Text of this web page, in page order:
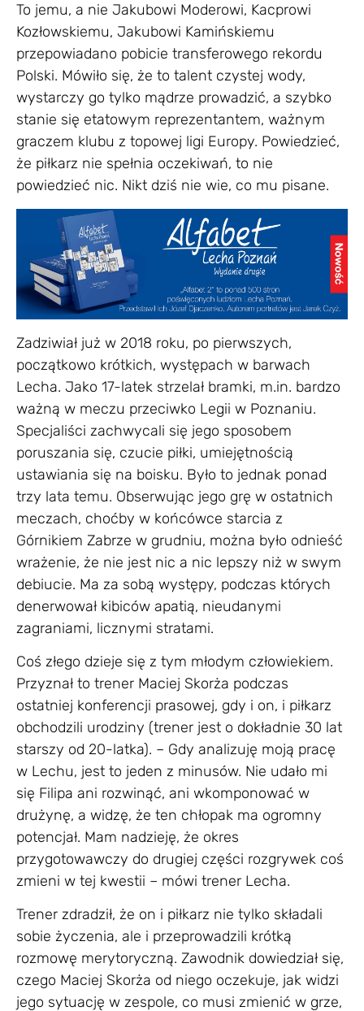
To jemu, a nie Jakubowi Moderowi, Kacprowi
Kozłowskiemu, Jakubowi Kamińskiemu
przepowiadano pobicie transferowego rekordu
Polski. Mówiło się, że to talent czystej wody,
wystarczy go tylko mądrze prowadzić, a szybko
stanie się etatowym reprezentantem, ważnym
graczem klubu z topowej ligi Europy. Powiedzieć,
że piłkarz nie spełnia oczekiwań, to nie
powiedzieć nic. Nikt dziś nie wie, co mu pisane.
Zadziwiał już w 2018 roku, po pierwszych,
początkowo krótkich, występach w barwach
Lecha. Jako 17-latek strzelał bramki, m.in. bardzo
ważną w meczu przeciwko Legii w Poznaniu.
Specjaliści zachwycali się jego sposobem
poruszania się, czucie piłki, umiejętnością
ustawiania się na boisku. Było to jednak ponad
trzy lata temu. Obserwując jego grę w ostatnich
meczach, choćby w końcówce starcia z
Górnikiem Zabrze w grudniu, można było odnieść
wrażenie, że nie jest nic a nic lepszy niż w swym
debiucie. Ma za sobą występy, podczas których
denerwował kibiców apatią, nieudanymi
zagraniami, licznymi stratami.
Coś złego dzieje się z tym młodym człowiekiem.
Przyznał to trener Maciej Skorża podczas
ostatniej konferencji prasowej, gdy i on, i piłkarz
obchodzili urodziny (trener jest o dokładnie 30 lat
starszy od 20-latka). – Gdy analizuję moją pracę
w Lechu, jest to jeden z minusów. Nie udało mi
się Filipa ani rozwinąć, ani wkomponować w
drużynę, a widzę, że ten chłopak ma ogromny
potencjał. Mam nadzieję, że okres
przygotowawczy do drugiej części rozgrywek coś
zmieni w tej kwestii – mówi trener Lecha.
Trener zdradził, że on i piłkarz nie tylko składali
sobie życzenia, ale i przeprowadzili krótką
rozmowę merytoryczną. Zawodnik dowiedział się,
czego Maciej Skorża od niego oczekuje, jak widzi
jego sytuację w zespole, co musi zmienić w grze,